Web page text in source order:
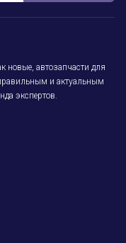
новые, автозапчасти для
и актуальным
экспертов.